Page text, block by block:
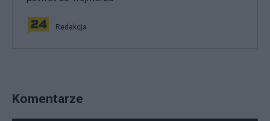
Redakcja
Komentarze